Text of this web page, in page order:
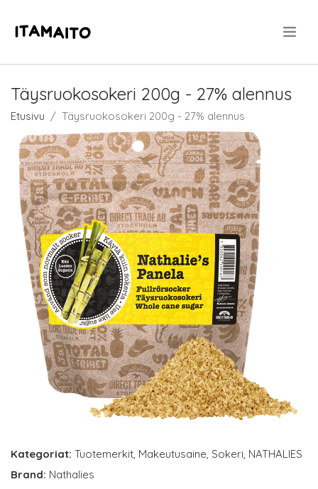
Täysruokosokeri 200g - 27% alennus
Etusivu Täysruokosokeri 200g - 27% alennus
Kategoriat: Tuotemerkit, Makeutusaine, Sokeri, NATHALIES
Brand: Nathalies